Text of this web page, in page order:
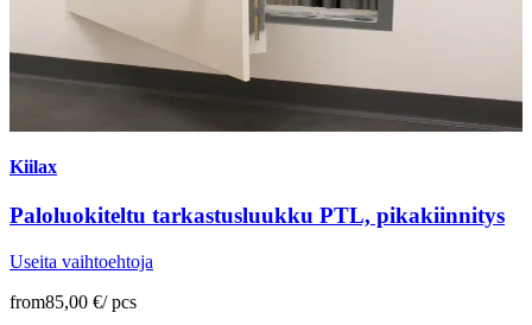
Kiilax
Paloluokiteltu tarkastusluukku PTL, pikakiinnitys
Useita vaihtoehtoja
from85,00 €/ pcs